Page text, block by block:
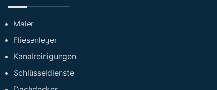
Maler
Fliesenleger
Kanalreinigungen
Schlüsseldienste